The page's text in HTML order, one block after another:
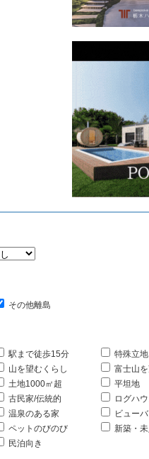
その他離島
駅まで徒歩15分
特殊立地
山を望むくらし
富士山
土地1000㎡超
平坦地
古民家/伝統的
ログハ
温泉のある家
ビュー
ペットのびのび
新築・
民泊向き